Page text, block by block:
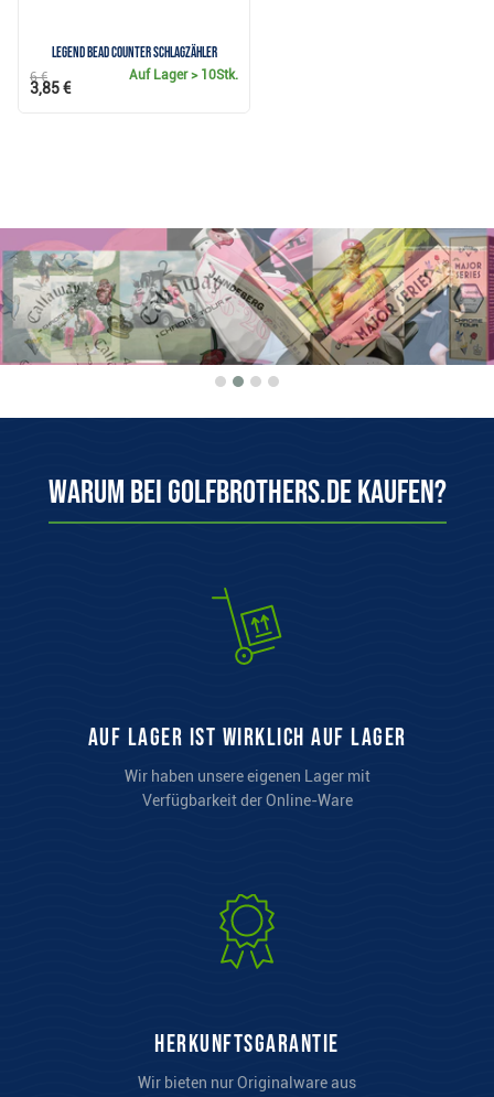
Legend Bead Counter Schlagzähler
Auf Lager> 10Stk.
6 €
3,85 €
Warum bei Golfbrothers.de kaufen?
auf Lager ist wirklich auf Lager
Wir haben unsere eigenen Lager mit
Verfügbarkeit der Online-Ware
Herkunftsgarantie
Wir bieten nur Originalware aus